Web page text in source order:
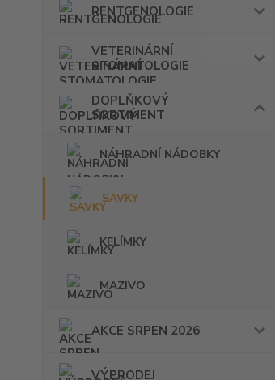
RENTGENOLOGIE
VETERINÁRNÍ
STOMATOLOGIE
DOPLŇKOVÝ
SORTIMENT
NÁHRADNÍ NÁDOBKY
SAVKY
KELÍMKY
MAZIVO
AKCE SRPEN 2026
VÝPRODEJ